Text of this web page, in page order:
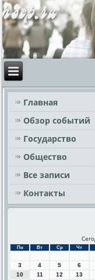
Главная
Обзор событий
Государство
Общество
Все записи
Контакты
Пн Вт Ср Чт
3
4 5 6
10
11 12 13